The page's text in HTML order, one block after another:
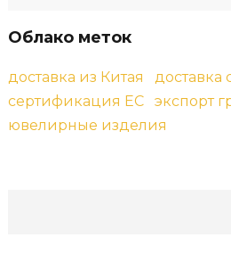
ы
Облако меток
доставка из Китая
доставка
сертификация ЕС
экспорт
ювелирные изделия